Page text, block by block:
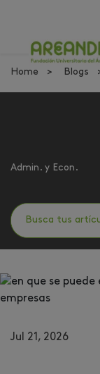
Home Blogs
Admin. y Econ.
Jul 21, 2026